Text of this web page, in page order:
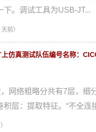
。调试工具为USB-JT...
前）
仿真测试队伍编号名称：
网络粗略分共有7层，细
层：提取特征。“不全连